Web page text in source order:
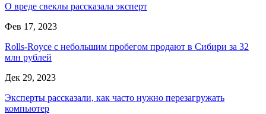
О вреде свеклы рассказала эксперт
Фев 17, 2023
Rolls-Royce с небольшим пробегом продают в Сибири за 32
млн рублей
Дек 29, 2023
Эксперты рассказали, как часто нужно перезагружать
компьютер